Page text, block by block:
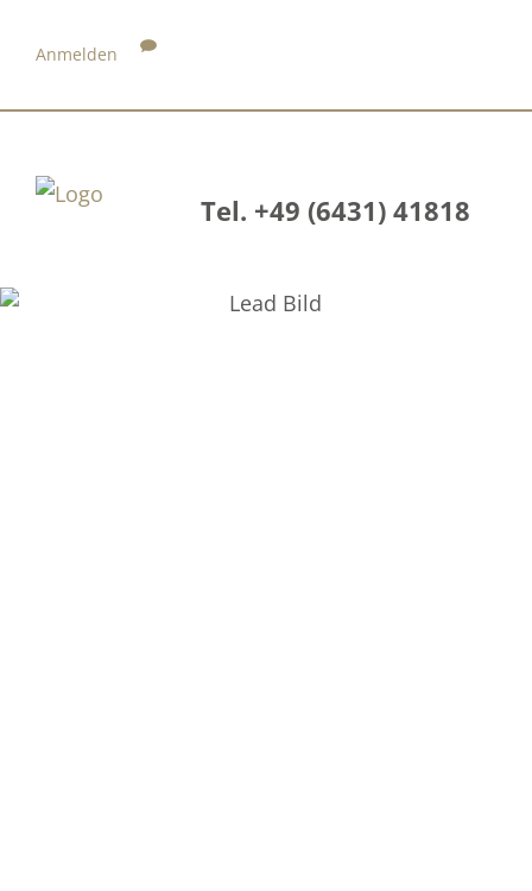
Anmelden
Tel. +49 (6431) 41818